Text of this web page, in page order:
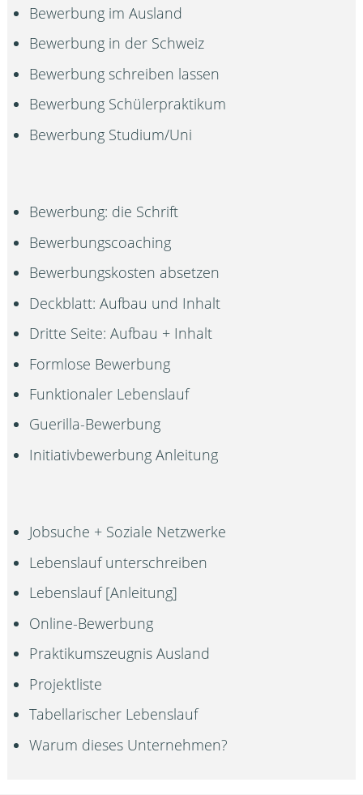
Bewerbung im Ausland
Bewerbung in der Schweiz
Bewerbung schreiben lassen
Bewerbung Schülerpraktikum
Bewerbung Studium/Uni
Bewerbung: die Schrift
Bewerbungscoaching
Bewerbungskosten absetzen
Deckblatt: Aufbau und Inhalt
Dritte Seite: Aufbau + Inhalt
Formlose Bewerbung
Funktionaler Lebenslauf
Guerilla-Bewerbung
Initiativbewerbung Anleitung
Jobsuche + Soziale Netzwerke
Lebenslauf unterschreiben
Lebenslauf [Anleitung]
Online-Bewerbung
Praktikumszeugnis Ausland
Projektliste
Tabellarischer Lebenslauf
Warum dieses Unternehmen?